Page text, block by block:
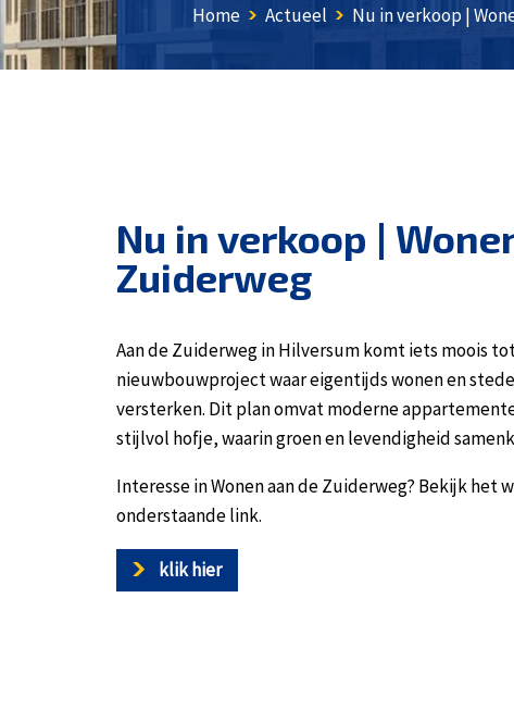
Home Actueel Nu in verkoop |
Nu in verkoop |
Zuiderweg
Aan de Zuiderweg in Hilversum komt iets moois
nieuwbouwproject waar eigentijds wonen en
versterken. Dit plan omvat moderne
stijlvol hofje, waarin groen en levendigheid
Interesse in Wonen aan de Zuiderweg? Bekijk het
onderstaande link.
klik hier